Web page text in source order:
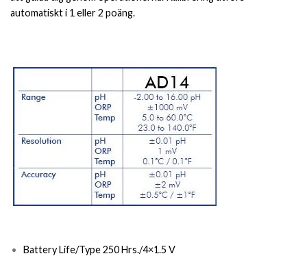
automatiskt i 1 eller 2 poäng.
Battery Life/Type 250 Hrs./4×1.5 V